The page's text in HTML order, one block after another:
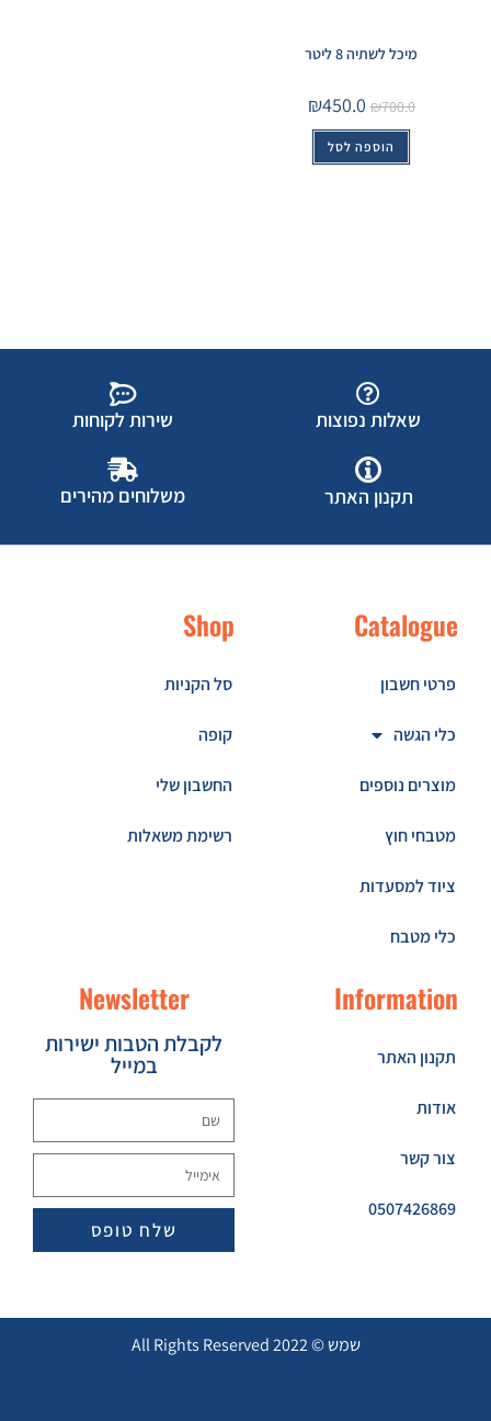
מיכל לשתיה 8 ליטר
₪700.0
₪450.0
הוספה לסל
שאלות נפוצות שירות לקוחות
תקנון האתר משלוחים מהירים
Catalogue
פרטי חשבון
כלי הגשה
מוצרים נוספים
מטבחי חוץ
ציוד למסעדות
כלי מטבח
Shop
סל הקניות
קופה
החשבון שלי
רשימת משאלות
Information
תקנון האתר
אודות
צור קשר
0507426869
Newsletter
לקבלת הטבות ישירות
במייל
שלח טופס
שמש © 2022 All Rights Reserved